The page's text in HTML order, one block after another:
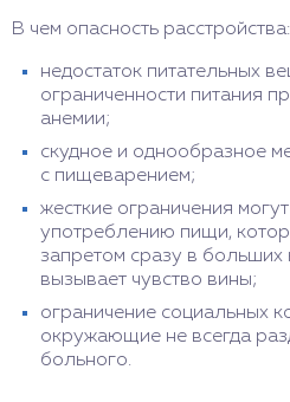
В чем опасность расстройства:
недостаток питательных
ограниченности питания
анемии;
скудное и однообразное
с пищеварением;
жесткие ограничения
употреблению пищи,
запретом сразу в больших
вызывает чувство вины;
ограничение социальных
окружающие не всегда
больного.